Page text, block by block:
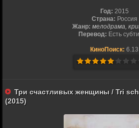
Год: 2015
Страна: Россия
Жанр: мелодрама,
Перевод: Есть
КиноПоиск: 6.13
Три счастливых женщины / Tri
(2015)